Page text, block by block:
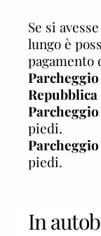
Se si
lungo è
pagamento
Repubblica
piedi.
piedi.
In